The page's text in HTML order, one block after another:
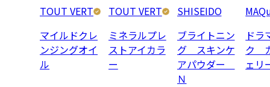
TOUT VERT
マイルドクレ
ンジングオイ
ル
TOUT VERT
ミネラルプレ
ストアイカラ
ー
SHISEIDO
ブライトニン
グ スキンケ
アパウダー
Ｎ
ドラ
ク
ェ